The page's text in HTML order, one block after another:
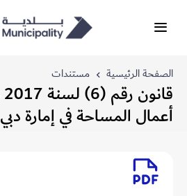
الصفحة الرئيسية مستندات
أعمال المساحة في إمارة دبي